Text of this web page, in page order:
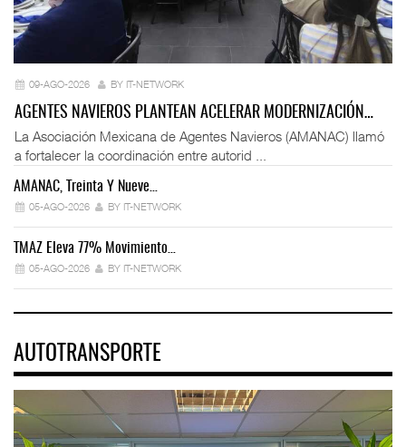
09-AGO-2026 BY IT-NETWORK
AGENTES NAVIEROS PLANTEAN ACELERAR MODERNIZACIÓN…
La Asociación Mexicana de Agentes Navieros (AMANAC) llamó
a fortalecer la coordinación entre autorid ...
AMANAC, Treinta Y Nueve…
05-AGO-2026 BY IT-NETWORK
TMAZ Eleva 77% Movimiento…
05-AGO-2026 BY IT-NETWORK
AUTOTRANSPORTE